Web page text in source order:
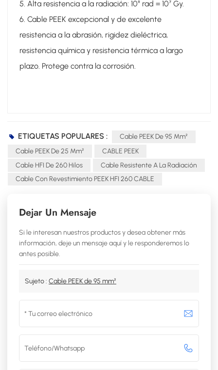
5. Alta resistencia a la radiación: 10⁹ rad = 10⁷ Gy.
6. Cable PEEK excepcional y de excelente
resistencia a la abrasión, rigidez dieléctrica,
resistencia química y resistencia térmica a largo
plazo. Protege contra la corrosión.
ETIQUETAS POPULARES :
Cable PEEK De 95 Mm²
Cable PEEK De 25 Mm²
CABLE PEEK
Cable HFI De 260 Hilos
Cable Resistente A La Radiación
Cable Con Revestimiento PEEK HFI 260 CABLE
Dejar Un Mensaje
Si le interesan nuestros productos y desea obtener más
información, deje un mensaje aquí y le responderemos lo
antes posible.
Sujeto : Cable PEEK de 95 mm²